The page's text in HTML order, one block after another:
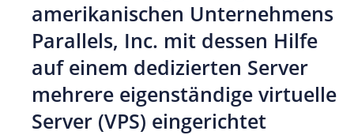
amerikanischen Unternehmens
Parallels, Inc. mit dessen Hilfe
auf einem dedizierten Server
mehrere eigenständige virtuelle
Server (VPS) eingerichtet